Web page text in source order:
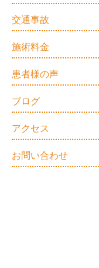
交通事故
施術料金
患者様の声
ブログ
アクセス
お問い合わせ